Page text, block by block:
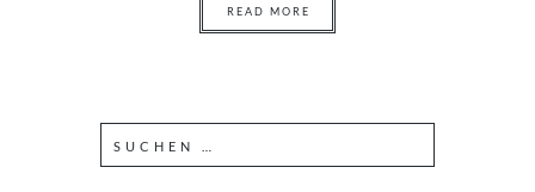
READ MORE